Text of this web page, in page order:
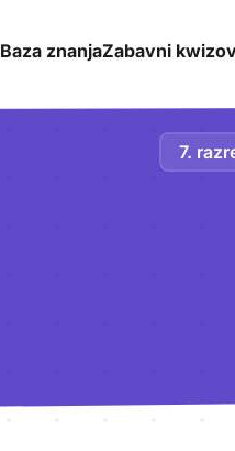
Baza znanjaZabavni
7.